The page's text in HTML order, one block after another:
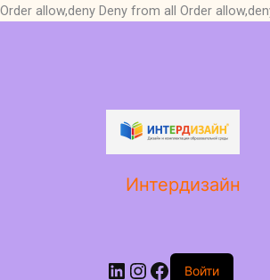
Order allow,deny Deny from all Order
Интердизайн
LinkedIn
Instagram
Facebook
Войти